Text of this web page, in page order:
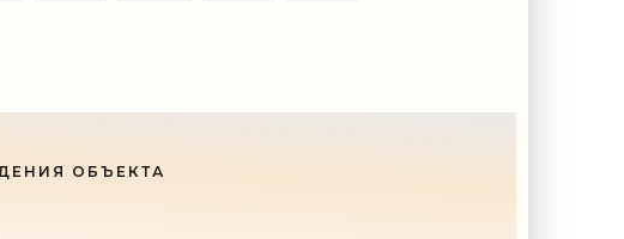
ОБЪЕКТА